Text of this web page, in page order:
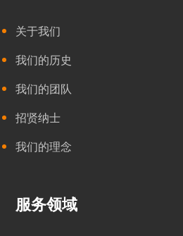
关于我们
我们的历史
我们的团队
招贤纳士
我们的理念
服务领域